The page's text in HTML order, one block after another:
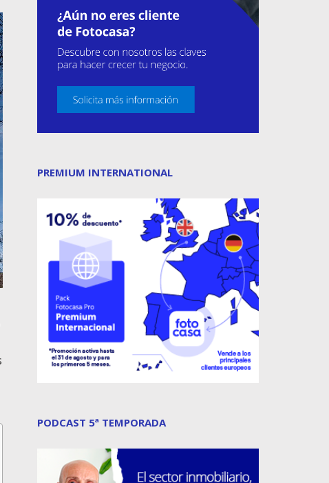
PREMIUM INTERNATIONAL
PODCAST 5ª TEMPORADA